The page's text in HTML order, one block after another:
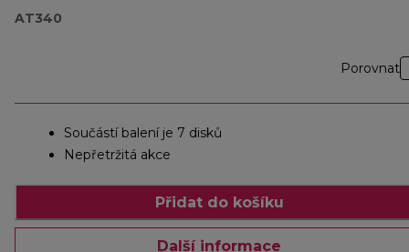
AT340
Porovnat
Součástí balení je 7 disků
Nepřetržitá akce
Přidat do košíku
Další informace